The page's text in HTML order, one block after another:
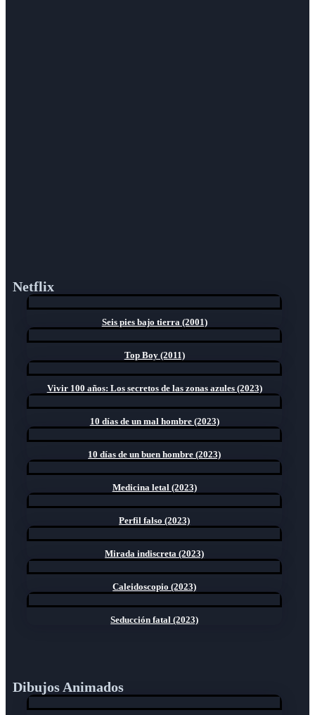
Netflix
Seis pies bajo tierra (2001)
Top Boy (2011)
Vivir 100 años: Los secretos de las zonas azules (2023)
10 días de un mal hombre (2023)
10 días de un buen hombre (2023)
Medicina letal (2023)
Perfil falso (2023)
Mirada indiscreta (2023)
Caleidoscopio (2023)
Seducción fatal (2023)
Dibujos Animados